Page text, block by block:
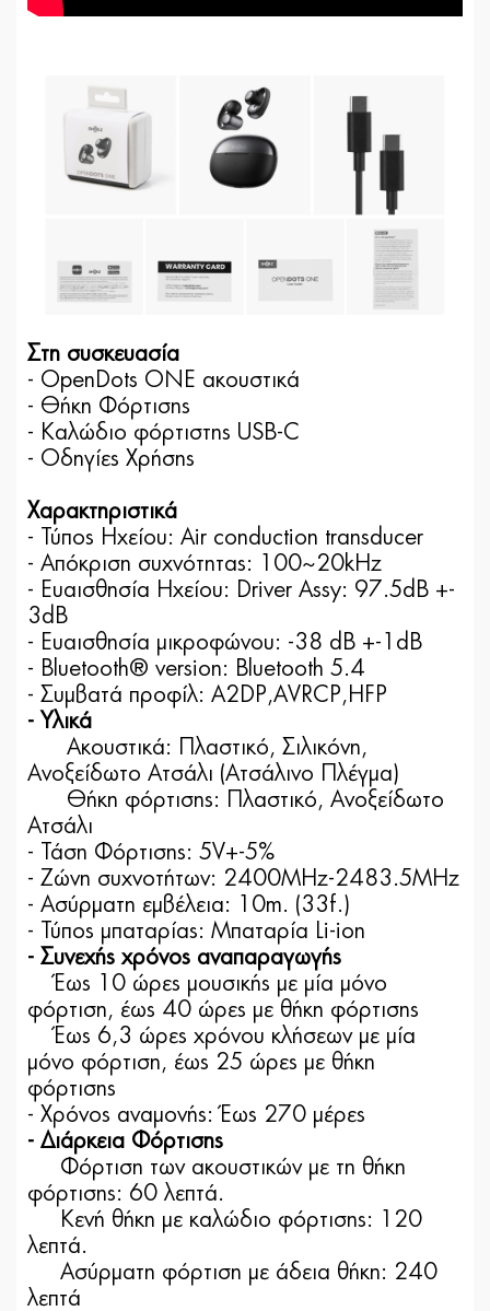
Στη συσκευασία
- OpenDots ONE ακουστικά
- Θήκη Φόρτισης
- Καλώδιο φόρτιστης USB-C
- Οδηγίες Χρήσης
Χαρακτηριστικά
- Τύπος Ηχείου: Air conduction transducer
- Απόκριση συχνότητας: 100~20kHz
- Ευαισθησία Ηχείου: Driver Assy: 97.5dB +-
3dB
- Ευαισθησία μικροφώνου: -38 dB +-1dB
- Bluetooth® version: Bluetooth 5.4
- Συμβατά προφίλ: A2DP,AVRCP,HFP
- Υλικά
Ακουστικά: Πλαστικό, Σιλικόνη,
Ανοξείδωτο Ατσάλι (Ατσάλινο Πλέγμα)
Θήκη φόρτισης: Πλαστικό, Ανοξείδωτο
Ατσάλι
- Τάση Φόρτισης: 5V+-5%
- Ζώνη συχνοτήτων: 2400MHz-2483.5MHz
- Ασύρματη εμβέλεια: 10m. (33f.)
- Τύπος μπαταρίας: Μπαταρία Li-ion
- Συνεχής χρόνος αναπαραγωγής
Έως 10 ώρες μουσικής με μία μόνο
φόρτιση, έως 40 ώρες με θήκη φόρτισης
Έως 6,3 ώρες χρόνου κλήσεων με μία
μόνο φόρτιση, έως 25 ώρες με θήκη
φόρτισης
- Χρόνος αναμονής: Έως 270 μέρες
- Διάρκεια Φόρτισης
Φόρτιση των ακουστικών με τη θήκη
φόρτισης: 60 λεπτά.
Κενή θήκη με καλώδιο φόρτισης: 120
λεπτά.
Ασύρματη φόρτιση με άδεια θήκη: 240
λεπτά